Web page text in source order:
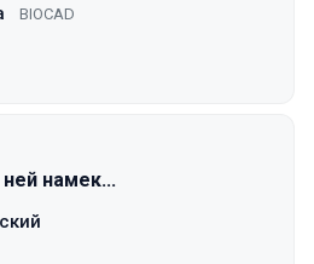
BIOCAD
намек...